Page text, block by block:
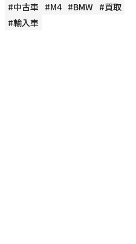
#中古車 #M4 #BMW #買取
#輸入車